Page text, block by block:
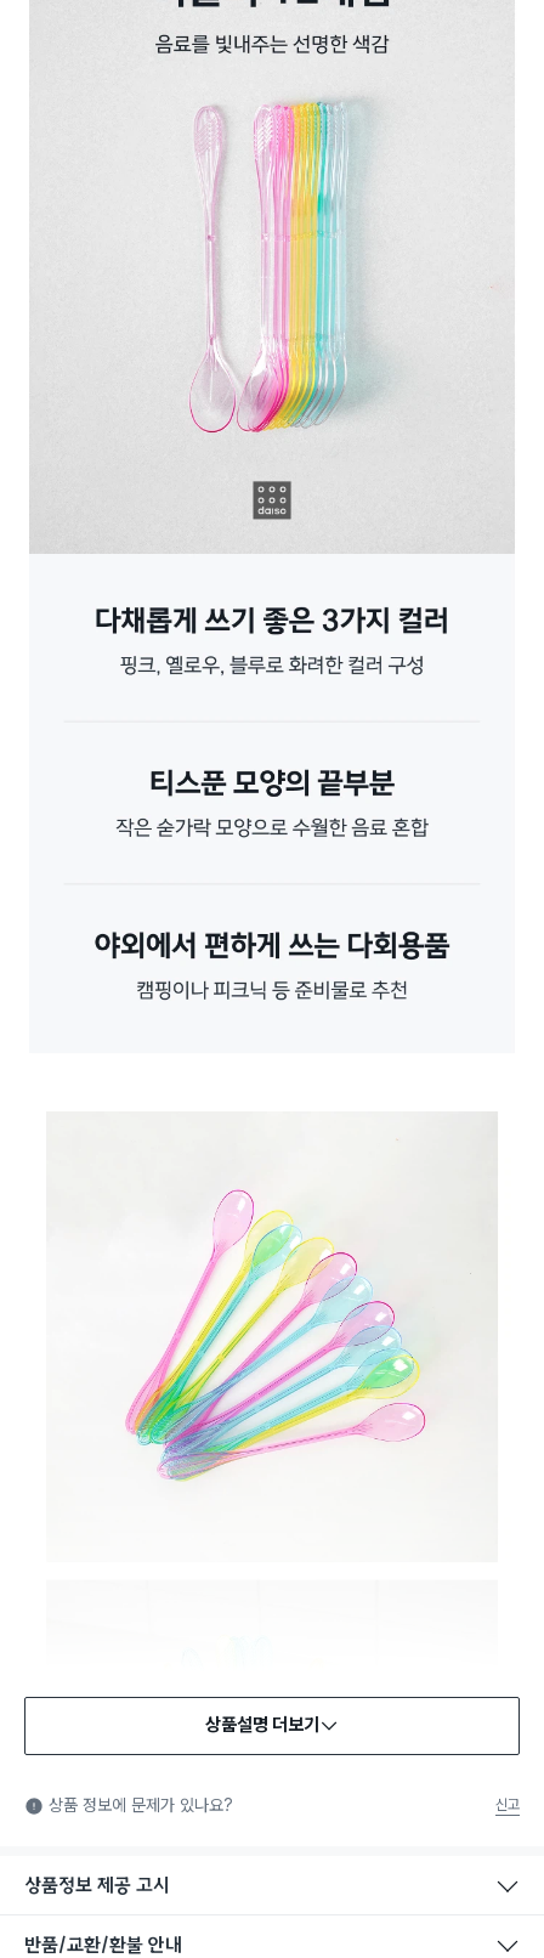
식품용 기구: 식품위생법에서 정한 규격에 따라 제조되어 식품 또
는 식품첨가물에 사용할 수 있는 식품용기구라는 표시입니다.
상품설명 더보기
상품 정보에 문제가 있나요? 신고
상품정보 제공 고시
반품/교환/환불 안내